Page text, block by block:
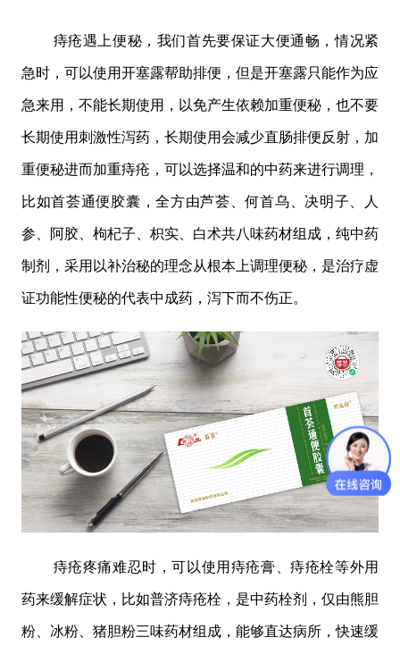
痔疮遇上便秘，我们首先要保证大便通畅，情况紧
急时，可以使用开塞露帮助排便，但是开塞露只能作为应
急来用，不能长期使用，以免产生依赖加重便秘，也不要
长期使用刺激性泻药，长期使用会减少直肠排便反射，加
重便秘进而加重痔疮，可以选择温和的中药来进行调理，
比如首荟通便胶囊，全方由芦荟、何首乌、决明子、人
参、阿胶、枸杞子、枳实、白术共八味药材组成，纯中药
制剂，采用以补治秘的理念从根本上调理便秘，是治疗虚
证功能性便秘的代表中成药，泻下而不伤正。
痔疮疼痛难忍时，可以使用痔疮膏、痔疮栓等外用
药来缓解症状，比如普济痔疮栓，是中药栓剂，仅由熊胆
粉、冰粉、猪胆粉三味药材组成，能够直达病所，快速缓